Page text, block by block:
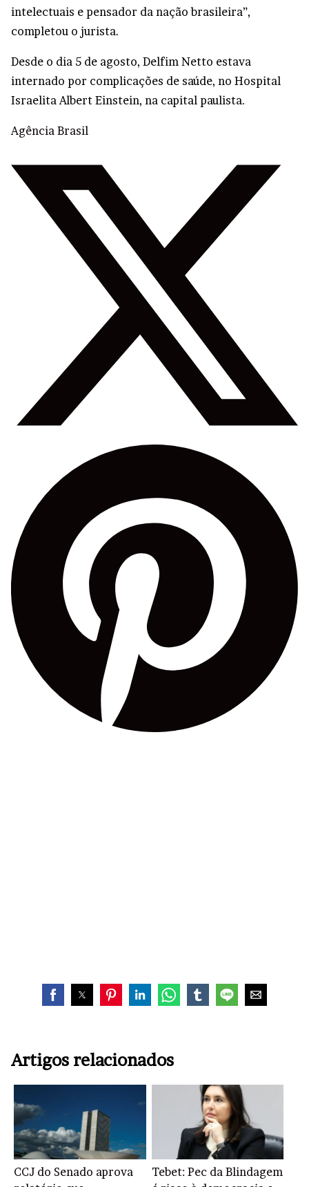
intelectuais e pensador da nação brasileira”,
completou o jurista.
Desde o dia 5 de agosto, Delfim Netto estava
internado por complicações de saúde, no Hospital
Israelita Albert Einstein, na capital paulista.
Agência Brasil
Artigos relacionados
CCJ do Senado aprova
Tebet: Pec da Blindagem